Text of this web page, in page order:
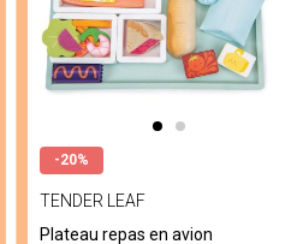
-20%
TENDER LEAF
Plateau repas en avion